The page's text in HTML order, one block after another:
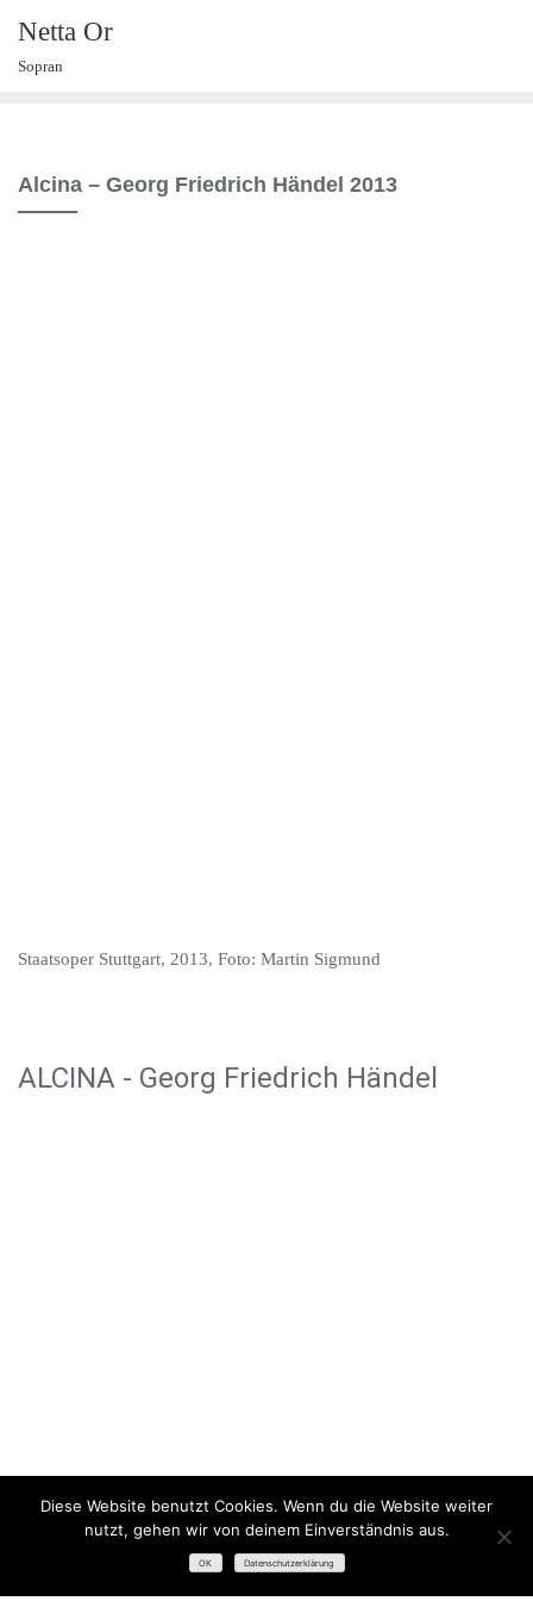
content
Netta Or
Sopran
Alcina – Georg Friedrich Händel 2013
Staatsoper Stuttgart, 2013, Foto: Martin Sigmund
ALCINA - Georg Friedrich Händel
Diese Website benutzt Cookies. Wenn du die Website weiter
nutzt, gehen wir von deinem Einverständnis aus.
OK Datenschutzerklärung